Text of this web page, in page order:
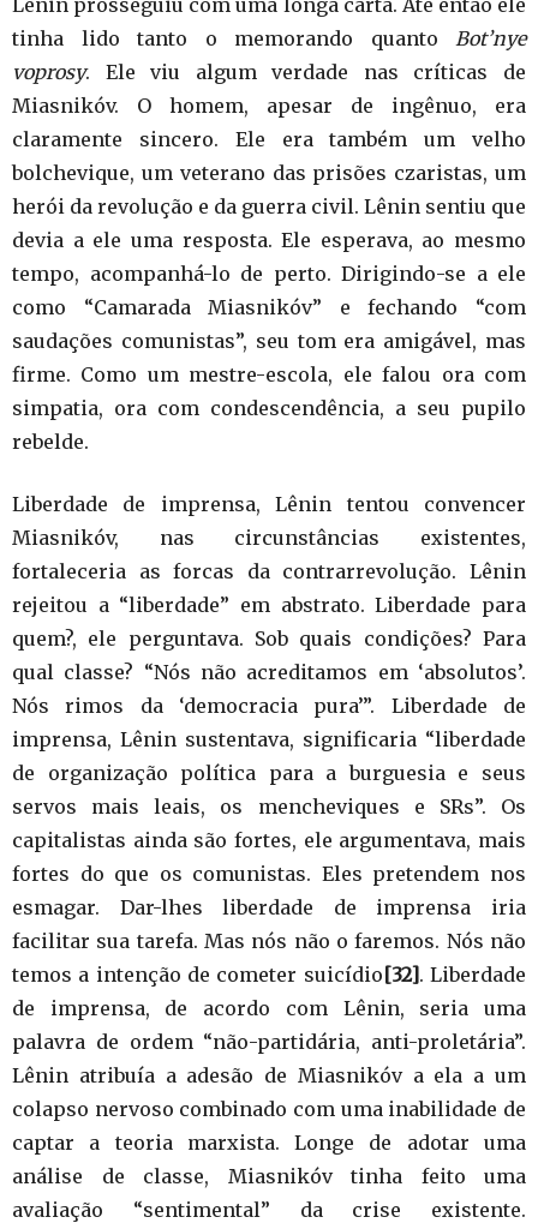
tinha lido tanto o memorando quanto Bot’nye
voprosy. Ele viu algum verdade nas críticas de
Miasnikóv. O homem, apesar de ingênuo, era
claramente sincero. Ele era também um velho
bolchevique, um veterano das prisões czaristas, um
herói da revolução e da guerra civil. Lênin sentiu que
devia a ele uma resposta. Ele esperava, ao mesmo
tempo, acompanhá-lo de perto. Dirigindo-se a ele
como “Camarada Miasnikóv” e fechando “com
saudações comunistas”, seu tom era amigável, mas
firme. Como um mestre-escola, ele falou ora com
simpatia, ora com condescendência, a seu pupilo
rebelde.
Liberdade de imprensa, Lênin tentou convencer
Miasnikóv, nas circunstâncias existentes,
fortaleceria as forcas da contrarrevolução. Lênin
rejeitou a “liberdade” em abstrato. Liberdade para
quem?, ele perguntava. Sob quais condições? Para
qual classe? “Nós não acreditamos em ‘absolutos’.
Nós rimos da ‘democracia pura’”. Liberdade de
imprensa, Lênin sustentava, significaria “liberdade
de organização política para a burguesia e seus
servos mais leais, os mencheviques e SRs”. Os
capitalistas ainda são fortes, ele argumentava, mais
fortes do que os comunistas. Eles pretendem nos
esmagar. Dar-lhes liberdade de imprensa iria
facilitar sua tarefa. Mas nós não o faremos. Nós não
temos a intenção de cometer suicídio[32]. Liberdade
de imprensa, de acordo com Lênin, seria uma
palavra de ordem “não-partidária, anti-proletária”.
Lênin atribuía a adesão de Miasnikóv a ela a um
colapso nervoso combinado com uma inabilidade de
captar a teoria marxista. Longe de adotar uma
análise de classe, Miasnikóv tinha feito uma
avaliação “sentimental” da crise existente.